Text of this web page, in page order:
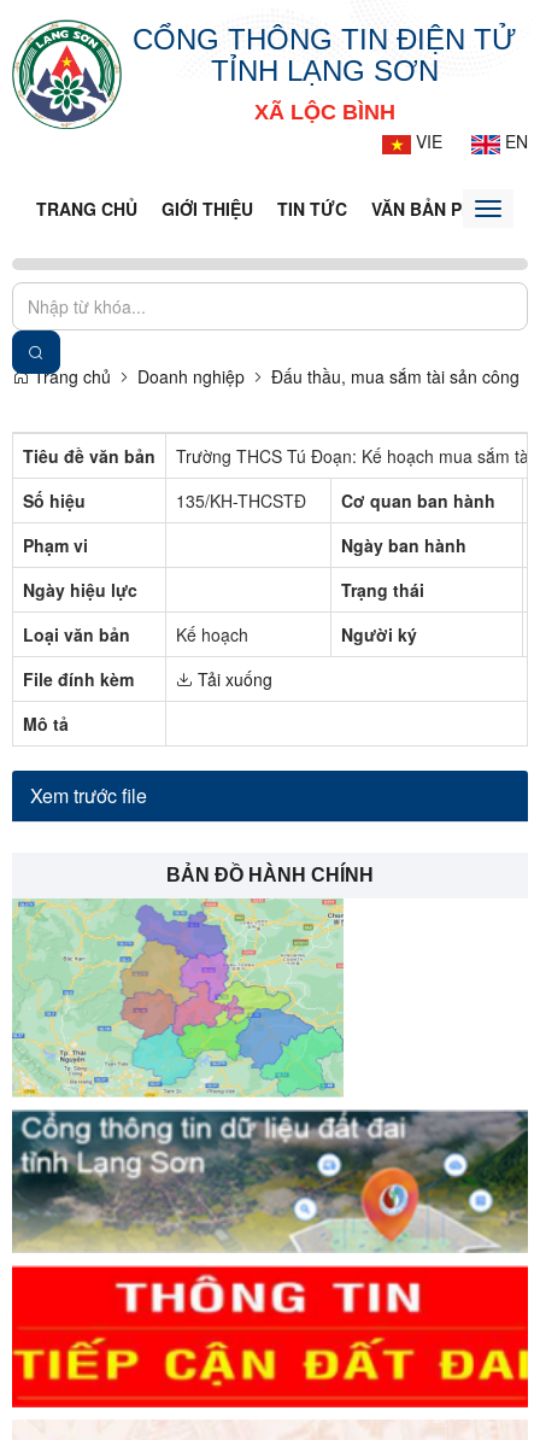
CỔNG THÔNG TIN ĐIỆN TỬ
TỈNH LẠNG SƠN
XÃ LỘC BÌNH
VIE
EN
TRANG CHỦ GIỚI THIỆU TIN TỨC VĂN BẢN PHÁPToggle
Trang chủ Doanh nghiệp Đấu thầu, mua sắm tài sản công
Tiêu đề văn bản
Trường THCS Tú Đoạn: Kế hoạch mua sắm
Số hiệu
135/KH-THCSTĐ Cơ quan ban hành
Phạm vi
Ngày ban hành
Ngày hiệu lực
Trạng thái
Loại văn bản
Kế hoạch
Người ký
File đính kèm
Tải xuống
Mô tả
Xem trước file
BẢN ĐỒ HÀNH CHÍNH